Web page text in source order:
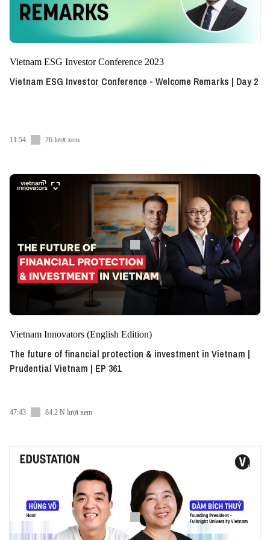
Vietnam ESG Investor Conference 2023
Vietnam ESG Investor Conference - Welcome Remarks | Day 2
11:54 76 lượt xem
Vietnam Innovators (English Edition)
The future of financial protection & investment in Vietnam |
Prudential Vietnam | EP 361
47:43 84.2 N lượt xem